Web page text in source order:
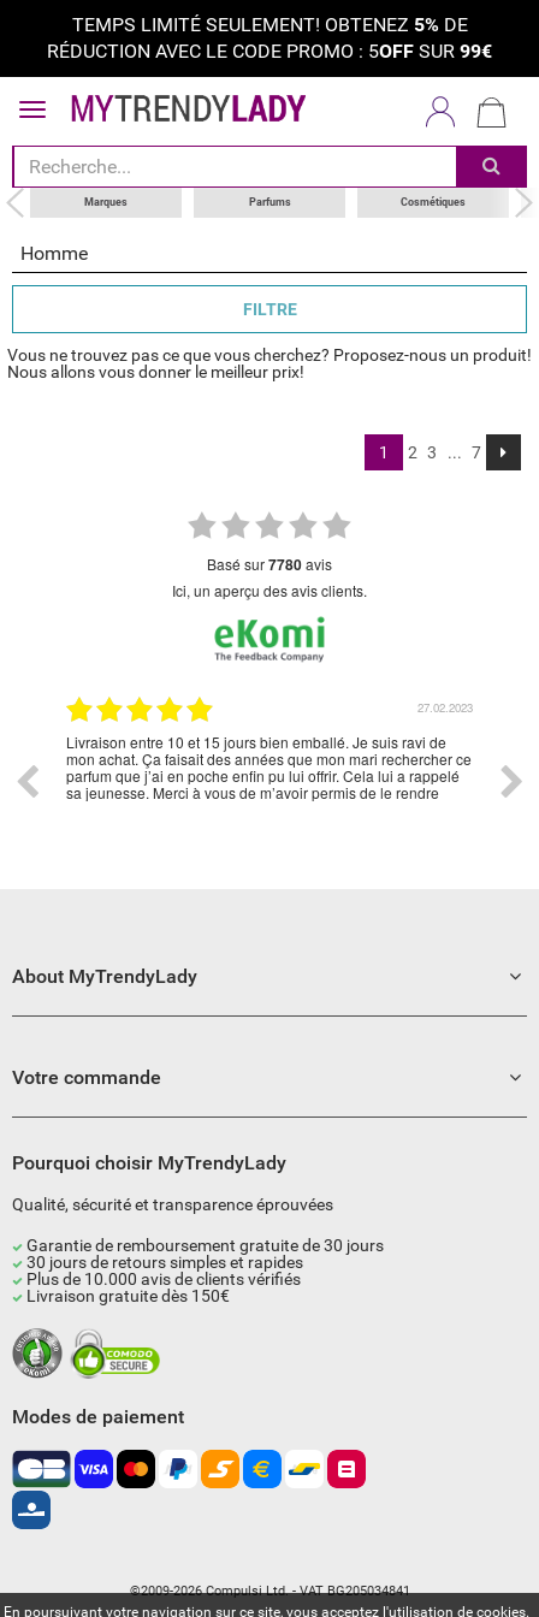
En poursuivant votre navigation sur ce site, vous acceptez l'utilisation de cookies.
TEMPS LIMITÉ SEULEMENT! OBTENEZ 5%DE
RÉDUCTION AVEC LE CODE PROMO : 5OFF SUR 99€
Marques Parfums Cosmétiques
Homme
trier par
catégorie
marques
FILTRE
Vous ne trouvez pas ce que vous cherchez? Proposez-nous un produit!
Nous allons vous donner le meilleur prix!
1 2 3 ... 7
basé sur7780avis
Ici, un aperçu des avis clients.
27.02.2023
Livraison entre 10 et 15 jours bien emballé. Je suis ravi de
mon achat. Ça faisait des années que mon mari rechercher ce
parfum que j’ai en poche enfin pu lui offrir. Cela lui a rappelé
sa jeunesse. Merci à vous de m’avoir permis de le rendre
About MyTrendyLady
Votre commande
Pourquoi choisir MyTrendyLady
Qualité, sécurité et transparence éprouvées
Garantie de remboursement gratuite de 30 jours
30 jours de retours simples et rapides
Plus de 10.000 avis de clients vérifiés
Livraison gratuite dès 150€
Modes de paiement
©2009-2026 Compulsi Ltd. - VAT BG205034841